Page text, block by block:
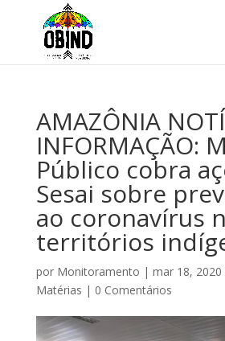
AMAZÔNIA
INFORMAÇÃO:
Público cobra
Sesai sobre
ao coronavírus
territórios
por Monitoramento | mar 18, 2020
Matérias | 0 Comentários